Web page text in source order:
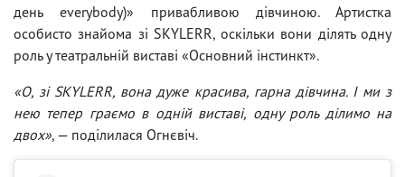
день everybody)» привабливою дівчиною. Артистка
особисто знайома зі SKYLERR, оскільки вони ділять одну
роль у театральній виставі «Основний інстинкт».
«О, зі SKYLERR, вона дуже красива, гарна дівчина. І ми з
нею тепер граємо в одній виставі, одну роль ділимо на
двох», — поділилася Огнєвіч.